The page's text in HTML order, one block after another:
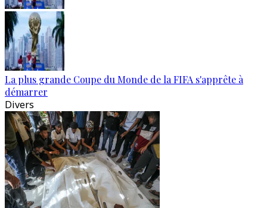
La plus grande Coupe du Monde de la FIFA s'apprête à
démarrer
Divers